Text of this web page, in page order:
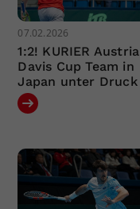
07.02.2026
1:2! KURIER Austria
Davis Cup Team in
Japan unter Druck